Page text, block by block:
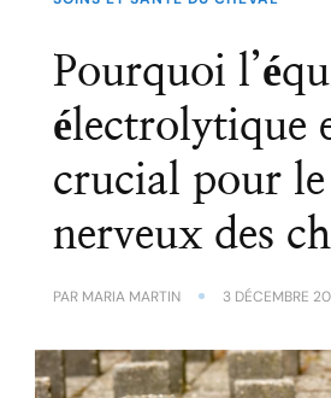
Pourquoi
électrolytique
crucial pour le
nerveux des
PAR MARIA MARTIN 3 DÉCEMBRE